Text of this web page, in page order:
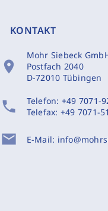
KONTAKT
location_on
Mohr Siebeck
Postfach 2040
D-72010 Tübingen
phone Telefon: +49 7071-
Telefax: +49 7071-
mail E-Mail: